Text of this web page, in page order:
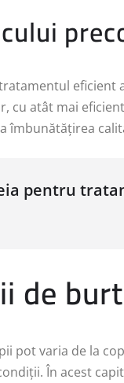
eficient
cu atât mai
îmbunătățirea
pentru
de
pot varia de la
În acest